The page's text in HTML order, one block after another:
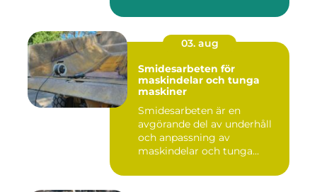
03. aug
Smidesarbeten för
maskindelar och tunga
maskiner
Smidesarbeten är en
avgörande del av underhåll
och anpassning av
maskindelar och tunga